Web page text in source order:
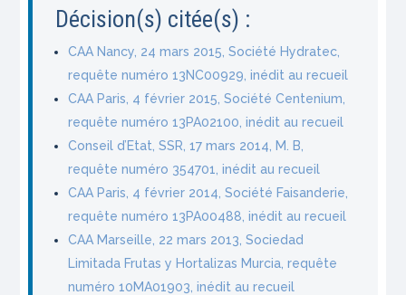
Décision(s) citée(s) :
CAA Nancy, 24 mars 2015, Société Hydratec,
requête numéro 13NC00929, inédit au recueil
CAA Paris, 4 février 2015, Société Centenium,
requête numéro 13PA02100, inédit au recueil
Conseil d’Etat, SSR, 17 mars 2014, M. B,
requête numéro 354701, inédit au recueil
CAA Paris, 4 février 2014, Société Faisanderie,
requête numéro 13PA00488, inédit au recueil
CAA Marseille, 22 mars 2013, Sociedad
Limitada Frutas y Hortalizas Murcia, requête
numéro 10MA01903, inédit au recueil